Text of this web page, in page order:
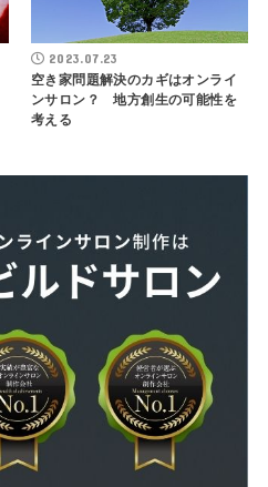
2023.07.23
空き家問題解決のカギはオンライ
ンサロン？ 地方創生の可能性を
考える